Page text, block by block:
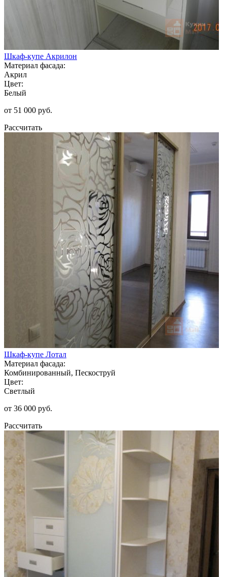
Шкаф-купе Акрилон
Материал фасада:
Акрил
Цвет:
Белый
от 51 000 руб.
Рассчитать
Шкаф-купе Лотал
Материал фасада:
Комбинированный, Пескоструй
Цвет:
Светлый
от 36 000 руб.
Рассчитать